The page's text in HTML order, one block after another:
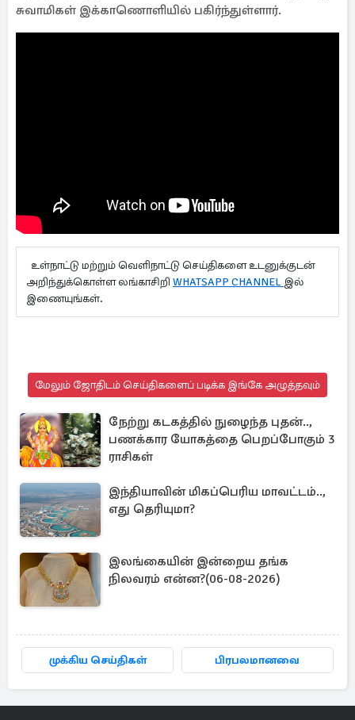
சுவாமிகள் இக்காணொளியில் பகிர்ந்துள்ளார்.
உள்நாட்டு மற்றும் வெளிநாட்டு செய்திகளை உடனுக்குடன்
அறிந்துக்கொள்ள லங்காசிறி WHATSAPP CHANNEL இல்
இணையுங்கள்.
மேலும் ஜோதிடம் செய்திகளைப் படிக்க இங்கே அழுத்தவும்
நேற்று கடகத்தில் நுழைந்த புதன்..,
பணக்கார யோகத்தை பெறப்போகும் 3
ராசிகள்
இந்தியாவின் மிகப்பெரிய மாவட்டம்..,
எது தெரியுமா?
இலங்கையின் இன்றைய தங்க
நிலவரம் என்ன?(06-08-2026)
முக்கிய செய்திகள் பிரபலமானவை